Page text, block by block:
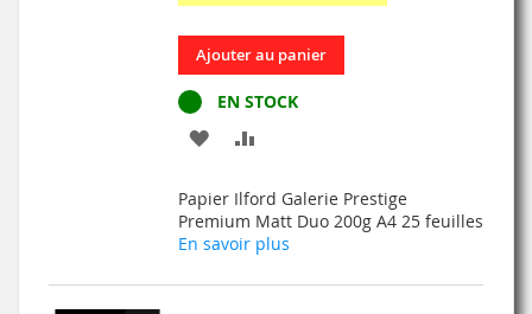
Ajouter au panier
EN STOCK
AJOUTER
MA
COMPARATEUR
Papier Ilford Galerie Prestige
Premium Matt Duo 200g A4 25 feuilles
En savoir plus